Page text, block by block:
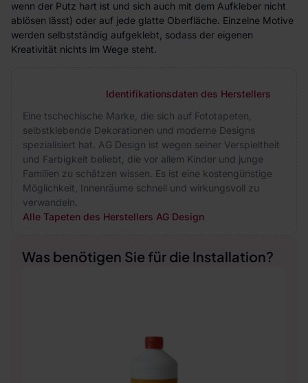
wenn der Putz hart ist und sich auch mit dem Aufkleber nicht
ablösen lässt) oder auf jede glatte Oberfläche. Einzelne Motive
werden selbstständig aufgeklebt, sodass der eigenen
Kreativität nichts im Wege steht.
Identifikationsdaten des Herstellers
Eine tschechische Marke, die sich auf Fototapeten,
selbstklebende Dekorationen und moderne Designs
spezialisiert hat. AG Design ist wegen seiner Verspieltheit
und Farbigkeit beliebt, die vor allem Kinder und junge
Familien zu schätzen wissen. Es ist eine kostengünstige
Möglichkeit, Innenräume schnell und wirkungsvoll zu
verwandeln.
Alle Tapeten des Herstellers AG Design
Was benötigen Sie für die Installation?